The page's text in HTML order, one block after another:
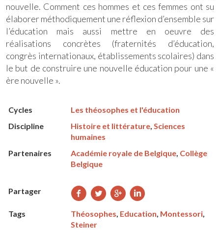
nouvelle. Comment ces hommes et ces femmes ont su
élaborer méthodiquement une réflexion d’ensemble sur
l’éducation mais aussi mettre en oeuvre des
réalisations concrètes (fraternités d’éducation,
congrès internationaux, établissements scolaires) dans
le but de construire une nouvelle éducation pour une «
ère nouvelle ».
Cycles
Les théosophes et l'éducation
Discipline
Histoire et littérature, Sciences
humaines
Partenaires
Académie royale de Belgique, Collège
Belgique
Partager
Partager
sur
Facebook
Partager
sur
Partager
sursur
Tags Théosophes, Education, Montessori,
Steiner